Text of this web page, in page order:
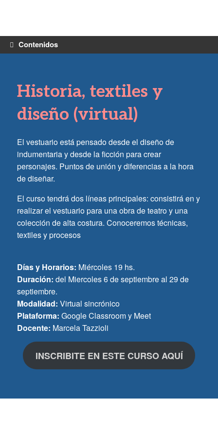
Contenidos
Historia, textiles y
diseño (virtual)
El vestuario está pensado desde el diseño de
indumentaria y desde la ficción para crear
personajes. Puntos de unión y diferencias a la hora
de diseñar.
El curso tendrá dos líneas principales: consistirá en y
realizar el vestuario para una obra de teatro y una
colección de alta costura. Conoceremos técnicas,
textiles y procesos
Días y Horarios: Miércoles 19 hs.
Duración: del Miercoles 6 de septiembre al 29 de
septiembre.
Modalidad: Virtual sincrónico
Plataforma: Google Classroom y Meet
Docente: Marcela Tazzioli
INSCRIBITE EN ESTE CURSO AQUÍ